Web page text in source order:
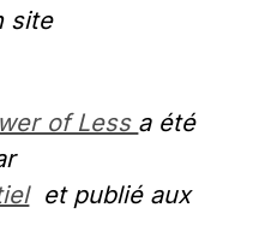
site
of Less a été
et publié aux